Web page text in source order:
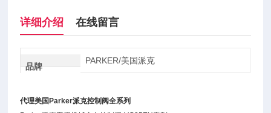
详细介绍 在线留言
品牌
PARKER/美国派克
代理美国Parker派克控制阀全系列